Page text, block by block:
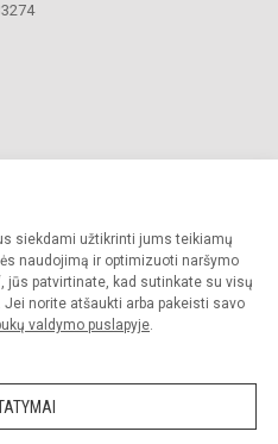
siekdami užtikrinti jums teikiamų
naudojimą ir optimizuoti naršymo
jūs patvirtinate, kad sutinkate su visų
norite atšaukti arba pakeisti savo
valdymo puslapyje.
gimnazija. Visos teisės
administracijos sutikimo griežtai
Slapukų valdymas